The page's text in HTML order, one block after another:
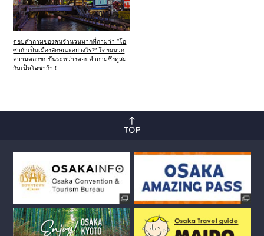
ตอบคำถามของคนจำนวนมากที่ถามว่า “โอ
ซาก้าเป็นเมืองลักษณะอย่างไร?” โดยผนวก
ความตลกขบขันระหว่างตอบคำถามซึ่งดูสม
กับเป็นโอซาก้า !